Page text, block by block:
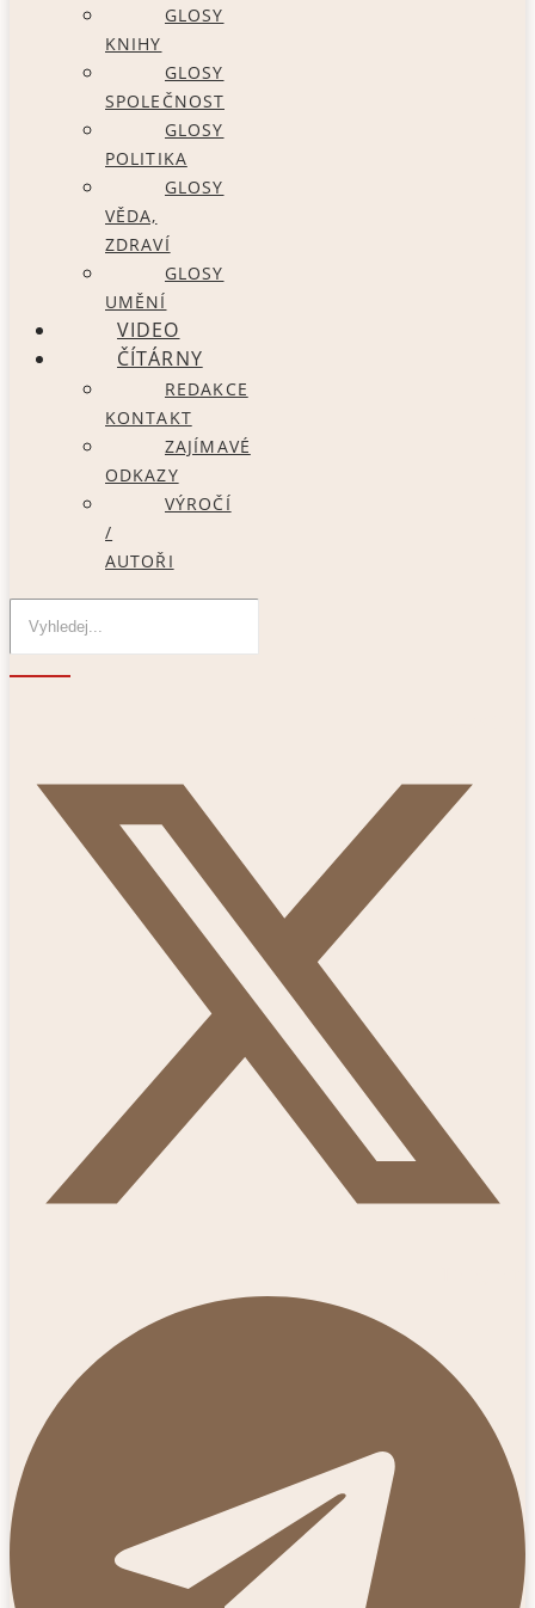
GLOSY
KNIHY
GLOSY
SPOLEČNOST
GLOSY
POLITIKA
GLOSY
VĚDA,
ZDRAVÍ
GLOSY
UMĚNÍ
VIDEO
ČÍTÁRNY
REDAKCE
KONTAKT
ZAJÍMAVÉ
ODKAZY
VÝROČÍ
/
AUTOŘI